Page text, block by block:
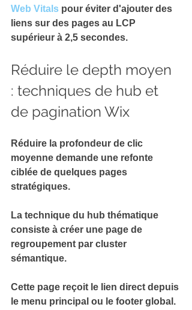
Web Vitals pour éviter d'ajouter des
liens sur des pages au LCP
supérieur à 2,5 secondes.
Réduire le depth moyen
: techniques de hub et
de pagination Wix
Réduire la profondeur de clic
moyenne demande une refonte
ciblée de quelques pages
stratégiques.
La technique du hub thématique
consiste à créer une page de
regroupement par cluster
sémantique.
Cette page reçoit le lien direct depuis
le menu principal ou le footer global.